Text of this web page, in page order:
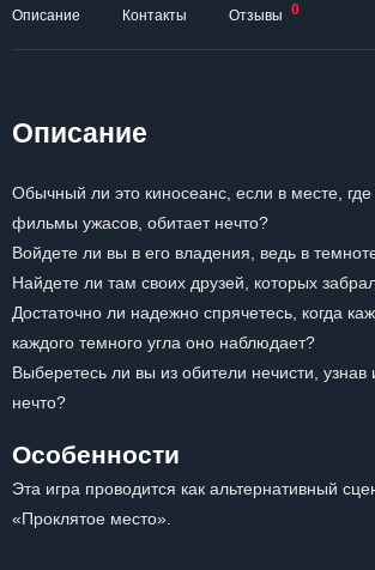
Описание Контакты Отзывы 0
Описание
Обычный ли это киносеанс, если в месте,
фильмы ужасов, обитает нечто?
Войдете ли вы в его владения, ведь в
Найдете ли там своих друзей, которых
Достаточно ли надежно спрячетесь, когда
каждого темного угла оно наблюдает?
Выберетесь ли вы из обители нечисти, узнав
нечто?
Особенности
Эта игра проводится как альтернативный
«Проклятое место».